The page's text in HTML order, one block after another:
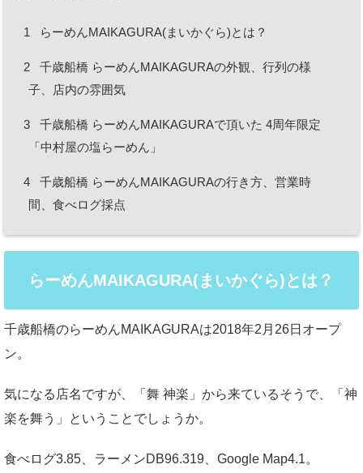
1 らーめんMAIKAGURA(まいかぐら)とは？
2
千歳船橋 らーめんMAIKAGURAの外観、行列の様
子、店内の雰囲気
3
千歳船橋 らーめんMAIKAGURAで頂いた 4周年限定
「中村屋の塩らーめん」
4
千歳船橋 らーめんMAIKAGURAの行き方、営業時
間、食べログ採点
らーめんMAIKAGURA(まいかぐら)とは？
千歳船橋のらーめんMAIKAGURAは2018年2月26日オープ
ン。
気になる店名ですが、「舞 神楽」から来ているそうで、「神
楽を舞う」ということでしょうか。
食べログ3.85、ラーメンDB96.319、Google Map4.1。